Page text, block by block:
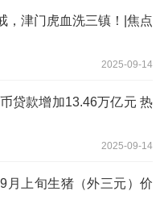
，津门虎血洗三镇！|焦点
2025-09-14
贷款增加13.46万亿元 热
2025-09-14
月上旬生猪（外三元）价